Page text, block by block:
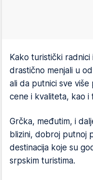
Kako turistički
drastično menjali u
ali da putnici sve
cene i kvaliteta, kao i
Grčka, međutim, i
blizini, dobroj putnoj
destinacija koje su
srpskim turistima.